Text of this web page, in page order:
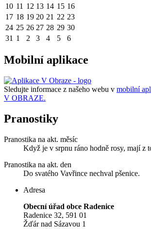
10 11 12 13 14 15 16
17 18 19 20 21 22 23
24 25 26 27 28 29 30
31 1 2 3 4 5 6
Mobilní aplikace
Sledujte informace z našeho webu v mobilní
V OBRAZE.
Pranostiky
Pranostika na akt. měsíc
Když je v srpnu ráno hodně rosy, mají z
Pranostika na akt. den
Do svatého Vavřince nechval pšenice.
Adresa
Obecní úřad obce Radenice
Radenice 32, 591 01
Žďár nad Sázavou 1